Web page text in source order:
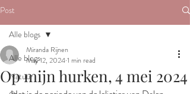
Post
Alle blogs
Natuur
Alle blogs
Op mijn hurken, 4 mei 2024
Miranda Rijnen
May 12, 20241 min read